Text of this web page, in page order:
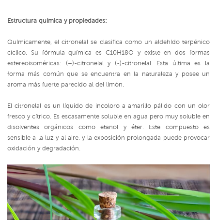
Estructura química y propiedades:
Químicamente, el citronelal se clasifica como un aldehído terpénico
cíclico. Su fórmula química es C10H18O y existe en dos formas
estereoisoméricas: (±)-citronelal y (-)-citronelal. Esta última es la
forma más común que se encuentra en la naturaleza y posee un
aroma más fuerte parecido al del limón.
El citronelal es un líquido de incoloro a amarillo pálido con un olor
fresco y cítrico. Es escasamente soluble en agua pero muy soluble en
disolventes orgánicos como etanol y éter. Este compuesto es
sensible a la luz y al aire, y la exposición prolongada puede provocar
oxidación y degradación.